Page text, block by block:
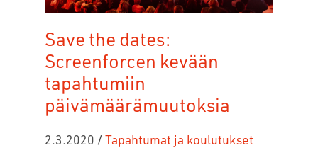
Save the dates:
Screenforcen kevään
tapahtumiin
päivämäärämuutoksia
2.3.2020 /Tapahtumat ja koulutukset